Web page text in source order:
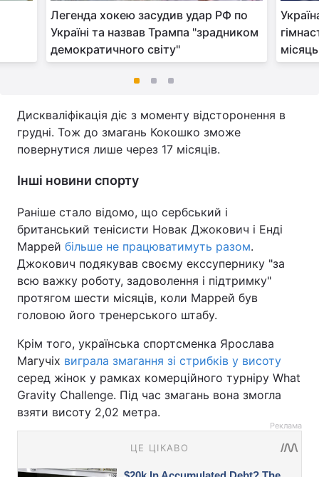
Легенда хокею засудив удар РФ по
Україні та назвав Трампа "зрадником
демократичного світу"
Дискваліфікація діє з моменту відсторонення в
грудні. Тож до змагань Кокошко зможе
повернутися лише через 17 місяців.
Інші новини спорту
Раніше стало відомо, що сербський і
британський тенісисти Новак Джокович і Енді
Маррей більше не працюватимуть разом.
Джокович подякував своєму екссупернику "за
всю важку роботу, задоволення і підтримку"
протягом шести місяців, коли Маррей був
головою його тренерського штабу.
Крім того, українська спортсменка Ярослава
Магучіх виграла змагання зі стрибків у висоту
серед жінок у рамках комерційного турніру What
Gravity Challenge. Під час змагань вона змогла
взяти висоту 2,02 метра.
Реклама